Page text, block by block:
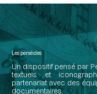
Les perséides
Un dispositif pensé par
textuels et
partenariat avec des
documentaires.